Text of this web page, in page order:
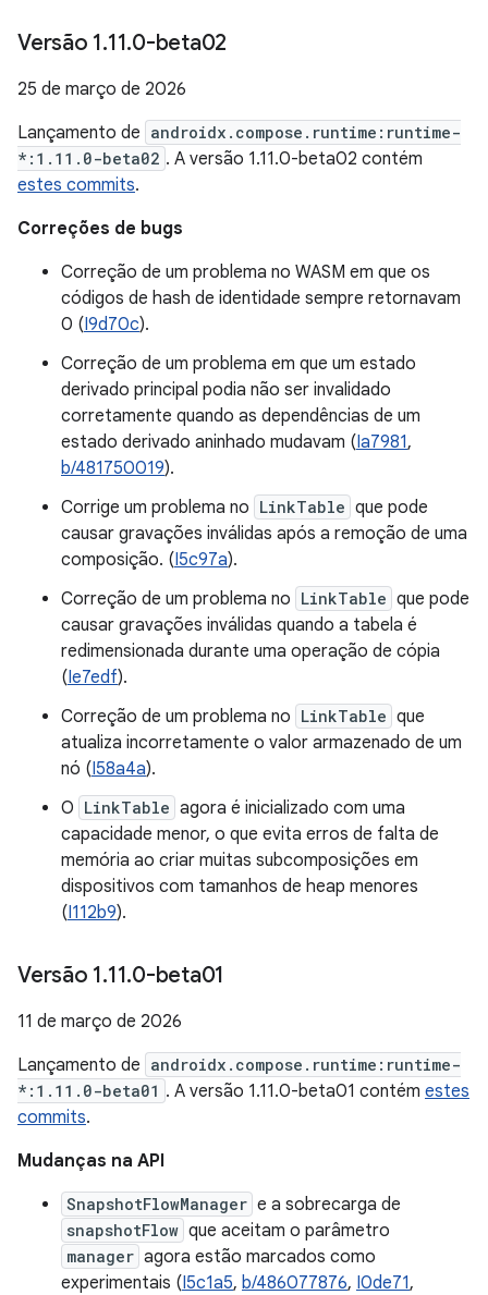
Versão 1.11.0-beta02
25 de março de 2026
Lançamento de androidx.compose.runtime:runtime-
*:1.11.0-beta02 . A versão 1.11.0-beta02 contém
estes commits.
Correções de bugs
Correção de um problema no WASM em que os
códigos de hash de identidade sempre retornavam
0 (I9d70c).
Correção de um problema em que um estado
derivado principal podia não ser invalidado
corretamente quando as dependências de um
estado derivado aninhado mudavam (Ia7981,
b/481750019).
Corrige um problema no LinkTable que pode
causar gravações inválidas após a remoção de uma
composição. (I5c97a).
Correção de um problema no LinkTable que pode
causar gravações inválidas quando a tabela é
redimensionada durante uma operação de cópia
(Ie7edf).
Correção de um problema no LinkTable que
atualiza incorretamente o valor armazenado de um
nó (I58a4a).
O LinkTable agora é inicializado com uma
capacidade menor, o que evita erros de falta de
memória ao criar muitas subcomposições em
dispositivos com tamanhos de heap menores
(I112b9).
Versão 1.11.0-beta01
11 de março de 2026
Lançamento de androidx.compose.runtime:runtime-
*:1.11.0-beta01 . A versão 1.11.0-beta01 contém estes
commits.
Mudanças na API
SnapshotFlowManager e a sobrecarga de
snapshotFlow que aceitam o parâmetro
manager agora estão marcados como
experimentais (I5c1a5, b/486077876, I0de71,